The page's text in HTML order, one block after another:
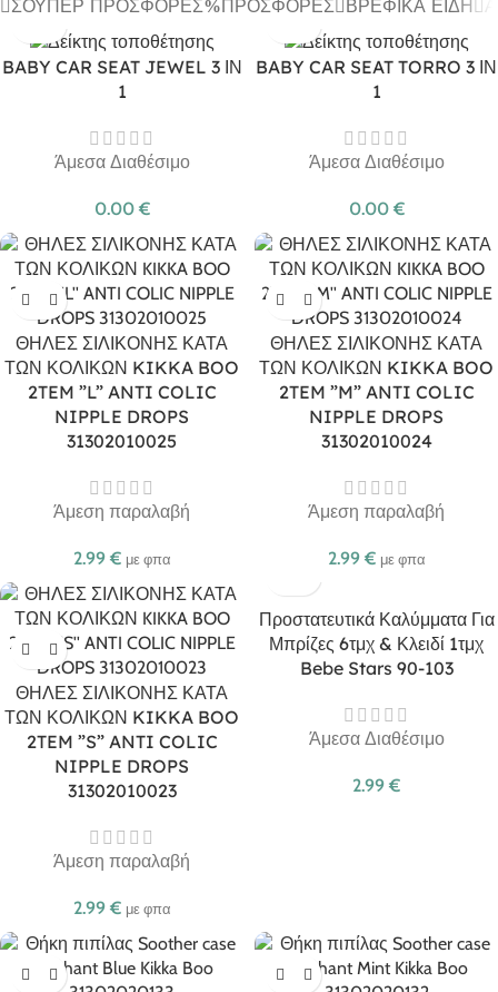
ΣΟΎΠΕΡ ΠΡΟΣΦΟΡΈΣ ΠΡΟΣΦΟΡΈΣ ΒΡΕΦΙΚΆ ΕΊΔΗ
BABY CAR SEAT JEWEL 3 ΙΝ
1
Άμεσα Διαθέσιμο
0.00 €
BABY CAR SEAT TORRO 3 ΙΝ
1
Άμεσα Διαθέσιμο
0.00 €
ΘΗΛΕΣ ΣΙΛΙΚΟΝΗΣ ΚΑΤΑ
ΤΩΝ ΚΟΛΙΚΩΝ KIKKA BOO
2TEM ”L” ANTI COLIC
NIPPLE DROPS
31302010025
Άμεση παραλαβή
2.99 € με φπα
ΘΗΛΕΣ ΣΙΛΙΚΟΝΗΣ ΚΑΤΑ
ΤΩΝ ΚΟΛΙΚΩΝ KIKKA BOO
2TEM ”M” ANTI COLIC
NIPPLE DROPS
31302010024
Άμεση παραλαβή
2.99 € με φπα
ΘΗΛΕΣ ΣΙΛΙΚΟΝΗΣ ΚΑΤΑ
ΤΩΝ ΚΟΛΙΚΩΝ KIKKA BOO
2TEM ”S” ANTI COLIC
NIPPLE DROPS
31302010023
Άμεση παραλαβή
2.99 € με φπα
Προστατευτικά Καλύμματα Για
Μπρίζες 6τμχ & Κλειδί 1τμχ
Bebe Stars 90-103
Άμεσα Διαθέσιμο
2.99 €